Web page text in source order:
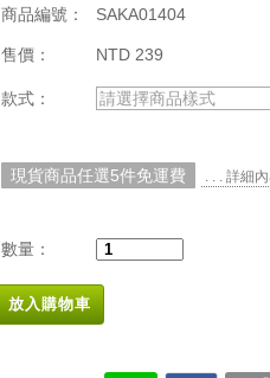
商品編號： SAKA01404
售價： NTD 239
款式： 請選擇商品樣式
現貨商品任選5件免運費 . . . 詳細
數量：
放入購物車